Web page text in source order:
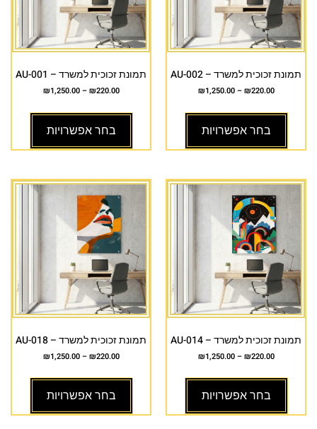
תמונת זכוכית למשרד – AU-002
₪220.00
–
₪1,250.00
בחר אפשרויות
תמונת זכוכית למשרד – AU-001
₪220.00
–
₪1,250.00
בחר אפשרויות
תמונת זכוכית למשרד – AU-014
₪220.00
–
₪1,250.00
בחר אפשרויות
תמונת זכוכית למשרד – AU-018
₪220.00
–
₪1,250.00
בחר אפשרויות